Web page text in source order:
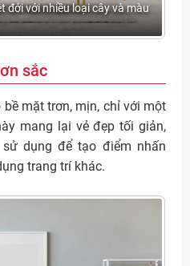
đới với nhiều loại cây và màu
sắc
mặt trơn, mịn, chỉ với một
mang lại vẻ đẹp tối giản,
dụng để tạo điểm nhấn
trang trí khác.